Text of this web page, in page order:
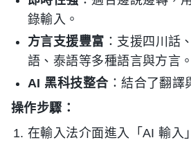
錄輸入。
方言支援豐富 ：支援四川話
語、泰語等多種語言與方言。
AI 黑科技整合：結合了翻譯
操作步驟：
在輸入法介面進入「AI 輸入